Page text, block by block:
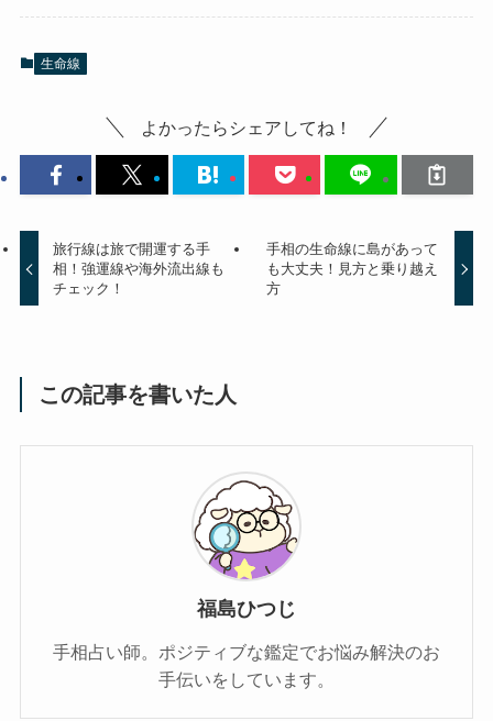
生命線
よかったらシェアしてね！
旅行線は旅で開運する手
相！強運線や海外流出線も
チェック！
手相の生命線に島があって
も大丈夫！見方と乗り越え
方
この記事を書いた人
福島ひつじ
手相占い師。ポジティブな鑑定でお悩み解決のお
手伝いをしています。